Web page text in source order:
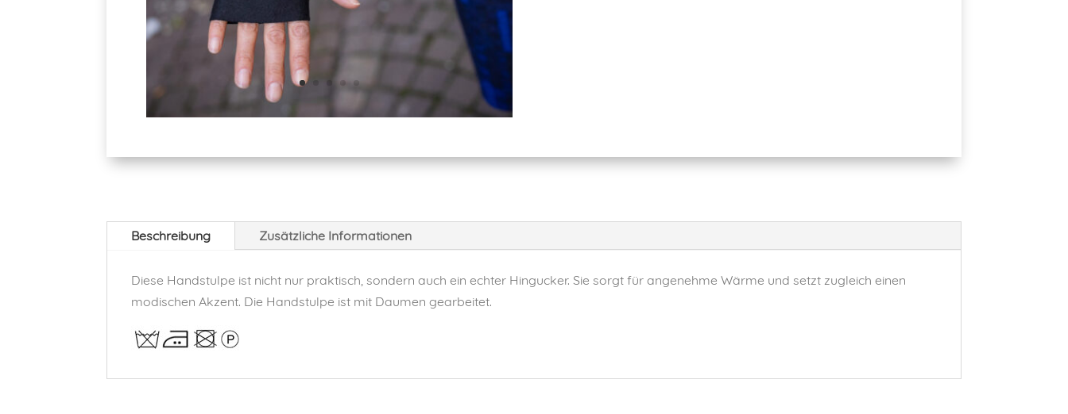
Beschreibung Zusätzliche Informationen
Diese Handstulpe ist nicht nur praktisch, sondern auch ein echter Hingucker. Sie sorgt für angenehme Wärme und setzt zugleich einen
modischen Akzent. Die Handstulpe ist mit Daumen gearbeitet.